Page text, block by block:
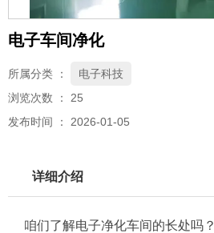
电子车间净化
所属分类 ：
电子科技
浏览次数 ： 25
发布时间 ： 2026-01-05
详细介绍
咱们了解电子净化车间的长处吗？